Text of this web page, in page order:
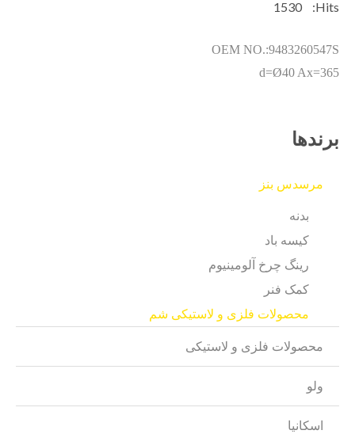
Hits:
1530
OEM NO.:9483260547S
d=Ø40 Ax=365
برندها
مرسدس بنز
بدنه
کیسه باد
رینگ چرخ آلومینیوم
کمک فنر
محصولات فلزی و لاستیکی شم
محصولات فلزی و لاستیکی
ولو
اسکانیا